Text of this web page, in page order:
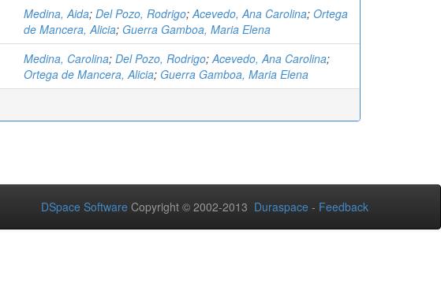
Medina, Aida; Del Pozo, Rodrigo;Acevedo, Ana Carolina; Ortega
de Mancera, Alicia; Guerra Gamboa, Maria Elena
Medina, Carolina; Del Pozo, Rodrigo;Acevedo, Ana Carolina;
Ortega de Mancera, Alicia; Guerra Gamboa, Maria Elena
DSpace Software Copyright © 2002-2013 Duraspace - Feedback